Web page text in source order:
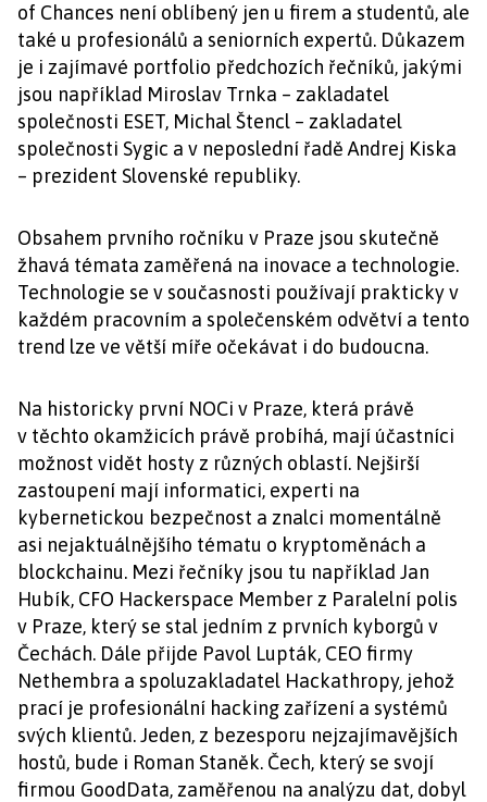
of Chances není oblíbený jen u firem a studentů, ale
také u profesionálů a seniorních expertů. Důkazem
je i zajímavé portfolio předchozích řečníků, jakými
jsou například Miroslav Trnka – zakladatel
společnosti ESET, Michal Štencl – zakladatel
společnosti Sygic a v neposlední řadě Andrej Kiska
– prezident Slovenské republiky.
Obsahem prvního ročníku v Praze jsou skutečně
žhavá témata zaměřená na inovace a technologie.
Technologie se v současnosti používají prakticky v
každém pracovním a společenském odvětví a tento
trend lze ve větší míře očekávat i do budoucna.
Na historicky první NOCi v Praze, která právě
v těchto okamžicích právě probíhá, mají účastníci
možnost vidět hosty z různých oblastí. Nejširší
zastoupení mají informatici, experti na
kybernetickou bezpečnost a znalci momentálně
asi nejaktuálnějšího tématu o kryptoměnách a
blockchainu. Mezi řečníky jsou tu například Jan
Hubík, CFO Hackerspace Member z Paralelní polis
v Praze, který se stal jedním z prvních kyborgů v
Čechách. Dále přijde Pavol Lupták, CEO firmy
Nethembra a spoluzakladatel Hackathropy, jehož
prací je profesionální hacking zařízení a systémů
svých klientů. Jeden, z bezesporu nejzajímavějších
hostů, bude i Roman Staněk. Čech, který se svojí
firmou GoodData, zaměřenou na analýzu dat, dobyl